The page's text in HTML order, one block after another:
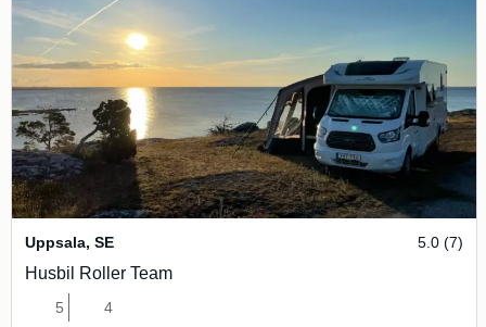
Uppsala, SE 5.0 (7)
Husbil Roller Team
5 4